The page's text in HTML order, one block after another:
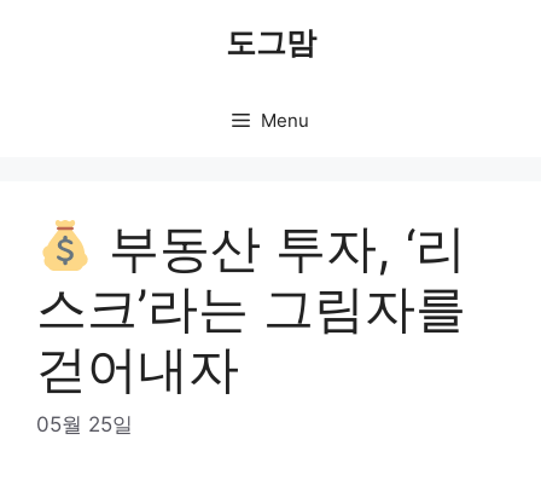
도그맘
Menu
부동산 투자, ‘리
스크’라는 그림자를
걷어내자
05월 25일